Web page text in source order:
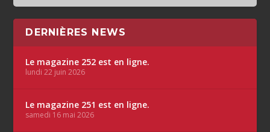
DERNIÈRES NEWS
Le magazine 252 est en ligne.
lundi 22 juin 2026
Le magazine 251 est en ligne.
samedi 16 mai 2026